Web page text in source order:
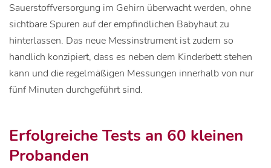
Sauerstoffversorgung im Gehirn überwacht werden, ohne
sichtbare Spuren auf der empfindlichen Babyhaut zu
hinterlassen. Das neue Messinstrument ist zudem so
handlich konzipiert, dass es neben dem Kinderbett stehen
kann und die regelmäßigen Messungen innerhalb von nur
fünf Minuten durchgeführt sind.
Erfolgreiche Tests an 60 kleinen
Probanden